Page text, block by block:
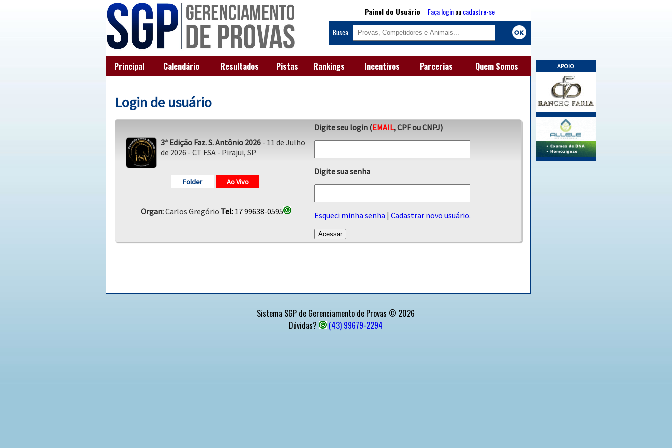
APOIO
Painel do Usuário Faça loginoucadastre-se
Busca
Principal Calendário Resultados Pistas Rankings Incentivos Parcerias Quem Somos
Login de usuário
3ª Edição Faz. S. Antônio 2026- 11 de Julho
de 2026 - CT FSA - Pirajui, SP
Folder Ao Vivo
Organ:Carlos Gregório Tel: 17 99638-0595
Digite seu login (EMAIL, CPF ou CNPJ)
Digite sua senha
Esqueci minha senha | Cadastrar novo usuário.
Sistema SGP de Gerenciamento de Provas © 2026
Dúvidas?
(43) 99679-2294